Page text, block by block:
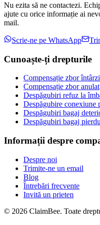
Nu ezita să ne contactezi.
ajute cu orice informație ai
mail.
Scrie-ne pe WhatsApp
Cunoaște-ți drepturile
Compensație zbor
Compensație zbor anulat
Despăgubiri refuz la
Despăgubire conexiune
Despăgubiri bagaj
Despăgubiri bagaj
Informații despre
Despre noi
Trimite-ne un email
Blog
Întrebări frecvente
Invită un prieten
© 2026 ClaimBee. Toate